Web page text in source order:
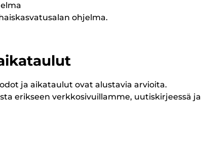
ohjelma.
ja aikataulut ovat alustavia arvioita.
erikseen verkkosivuillamme, uutiskirjeessä ja